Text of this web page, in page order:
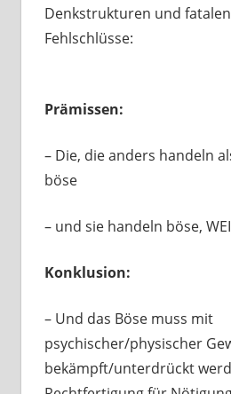
Denkstrukturen und
Fehlschlüsse:
Prämissen:
– Die, die anders handeln
böse
– und sie handeln böse,
Konklusion:
– Und das Böse muss mit
psychischer/physischer
bekämpft/unterdrückt